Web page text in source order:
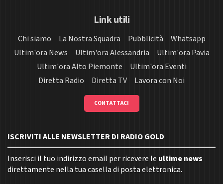
Link utili
Chi siamo La Nostra Squadra Pubblicità
Whatsapp
Ultim'ora News
Ultim'ora Alessandria
Ultim'ora Pavia
Ultim'ora Alto Piemonte
Ultim'ora Eventi
Diretta Radio
Diretta TV Lavora con Noi
CONTATTACI
ISCRIVITI ALLE NEWSLETTER DI RADIO GOLD
Inserisci il tuo indirizzo email per ricevere le ultime news
direttamente nella tua casella di posta elettronica.